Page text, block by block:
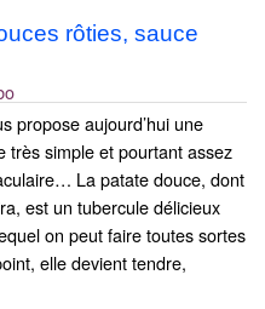
rôties, sauce
propose aujourd’hui une
très simple et pourtant assez
La patate douce, dont
est un tubercule délicieux
on peut faire toutes sortes
elle devient tendre,